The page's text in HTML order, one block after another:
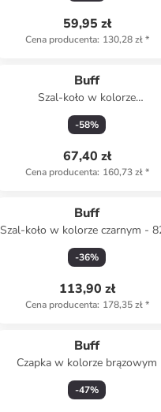
59,95 zł
Cena producenta: 130,28 zł*
Buff
Szal-koło w kolorze
jasnobrązowym
-58%
67,40 zł
Cena producenta: 160,73 zł*
Buff
Szal-koło w kolorze czarnym -
53 cm
-36%
113,90 zł
Cena producenta: 178,35 zł*
Buff
Czapka w kolorze brązowym
-47%